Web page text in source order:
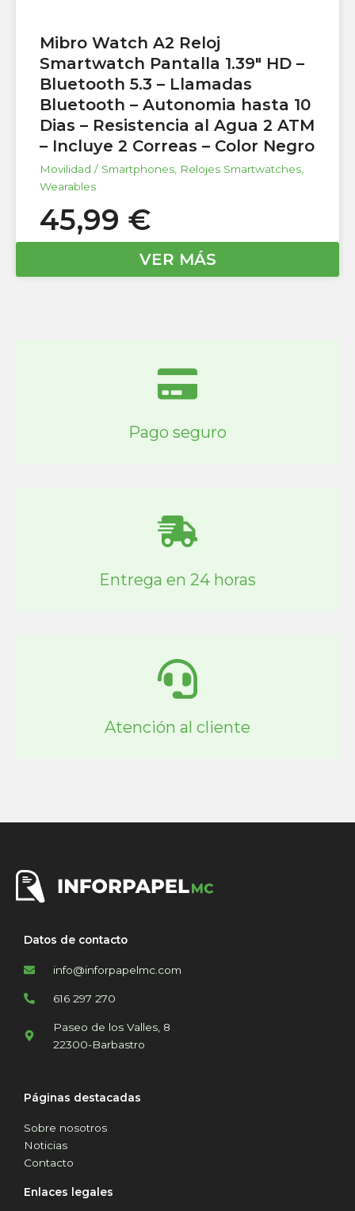
Mibro Watch A2 Reloj
Smartwatch Pantalla 1.39″ HD –
Bluetooth 5.3 – Llamadas
Bluetooth – Autonomia hasta 10
Dias – Resistencia al Agua 2 ATM
– Incluye 2 Correas – Color Negro
Movilidad / Smartphones Relojes Smartwatches
Wearables
45,99 €
VER MÁS
Pago seguro
Entrega en 24 horas
Atención al cliente
Datos de contacto
info@inforpapelmc.com
616 297 270
Paseo de los Valles, 8
22300-Barbastro
Páginas destacadas
Sobre nosotros
Noticias
Contacto
Enlaces legales